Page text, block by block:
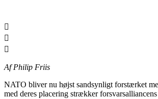
Af Philip Friis
NATO bliver nu højst sandsynligt forstærket
med deres placering strækker